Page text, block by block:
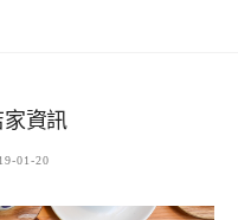
家資訊
01-20